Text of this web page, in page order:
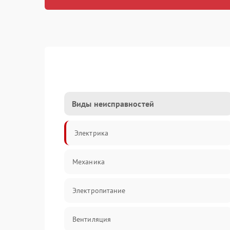
Виды неисправностей
Электрика
Механика
Электропитание
Вентиляция